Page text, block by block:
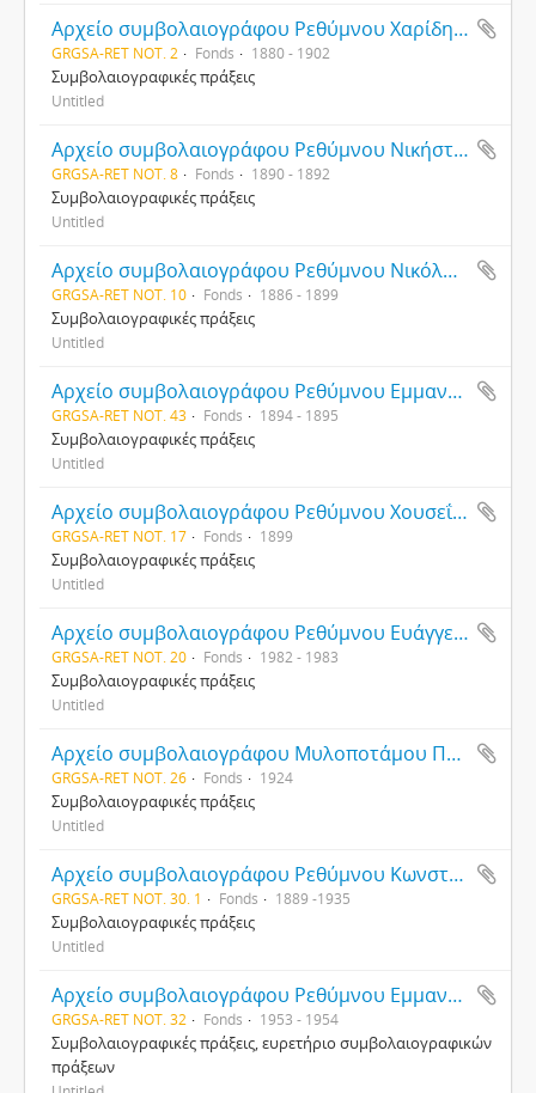
Αρχείο συμβολαιογράφου Ρεθύμνου Χαρίδημου Τσιριμονάκη
GRGSA-RET NOT. 2 Fonds 1880 - 1902
Συμβολαιογραφικές πράξεις
Untitled
Αρχείο συμβολαιογράφου Ρεθύμνου Νικήστρατου Αλυσανδράκη
GRGSA-RET NOT. 8 Fonds 1890 - 1892
Συμβολαιογραφικές πράξεις
Untitled
Αρχείο συμβολαιογράφου Ρεθύμνου Νικόλαου Σκουλούδη
GRGSA-RET NOT. 10 Fonds 1886 - 1899
Συμβολαιογραφικές πράξεις
Untitled
Αρχείο συμβολαιογράφου Ρεθύμνου Εμμανουήλ Αναγνωστάκη
GRGSA-RET NOT. 43 Fonds 1894 - 1895
Συμβολαιογραφικές πράξεις
Untitled
Αρχείο συμβολαιογράφου Ρεθύμνου Χουσεΐν Χασπή Σαρανάκη
GRGSA-RET NOT. 17 Fonds 1899
Συμβολαιογραφικές πράξεις
Untitled
Αρχείο συμβολαιογράφου Ρεθύμνου Ευάγγελου Καφφάτου
GRGSA-RET NOT. 20 Fonds 1982 - 1983
Συμβολαιογραφικές πράξεις
Untitled
Αρχείο συμβολαιογράφου Μυλοποτάμου Παύλου Ι. Σπανδάγου
GRGSA-RET NOT. 26 Fonds 1924
Συμβολαιογραφικές πράξεις
Untitled
Αρχείο συμβολαιογράφου Ρεθύμνου Κωνσταντίνου Σ. Ανδρουλιδάκη
GRGSA-RET NOT. 30. 1 Fonds 1889 -1935
Συμβολαιογραφικές πράξεις
Untitled
Αρχείο συμβολαιογράφου Ρεθύμνου Εμμανουήλ Πωλογεώργη
GRGSA-RET NOT. 32 Fonds 1953 - 1954
Συμβολαιογραφικές πράξεις, ευρετήριο συμβολαιογραφικών
πράξεων